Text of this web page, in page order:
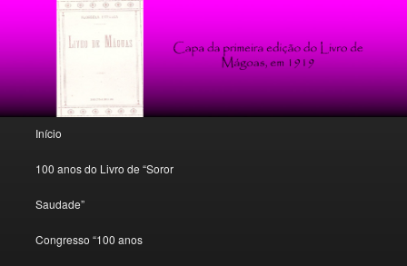
Florbela Espanca: o espólio de um
mito
Poesia, conto e crítica florbeliana
Saltar para o conteúdo primário
Saltar para o conteúdo secundário
Início
100 anos do Livro de “Soror
Saudade”
Congresso “100 anos